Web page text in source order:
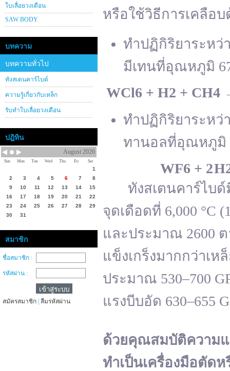
ใบเลื่อยวงเดือน
SAW BODY
บทความ
บทความทั่วไป
ทังสเตนคาร์ไบด์
ความรู้เกี่ยวกับเหล็ก
รับทำใบเลื่อยวงเดือน
ปฎิทิน
August 2026
Sun Mon Tue Wed Thu Fri Sat
1
2
3 4 5 6 7
8
9
10 11 12 13 14
15
16
17 18 19 20 21
22
23
24 25 26 27 28
29
30
31
สมาชิก
ชื่อสมาชิก :
รหัสผ่าน :
สมัครสมาชิก ลืมรหัสผ่าน
หรือใช้วิธีการเคลือบ
ทำปฏิกิริยาระหว่
มีเทนที่อุณหภูมิ
WCl6 + H2 + CH4
ทำปฏิกิริยาระหว่
ทานอลที่อุณหภูมิ
WF6 + 2 H
ทังสเตนคาร์ไบด์มี
จุดเดือดที่ 6,000 °C
และประมาณ 2600
แข็งเกร็งมากกว่าเ
ประมาณ 530–700
แรงบีบอัด 630–655
ด้วยคุณสมบัติความแ
ทำเป็นเครื่องมือตัดห